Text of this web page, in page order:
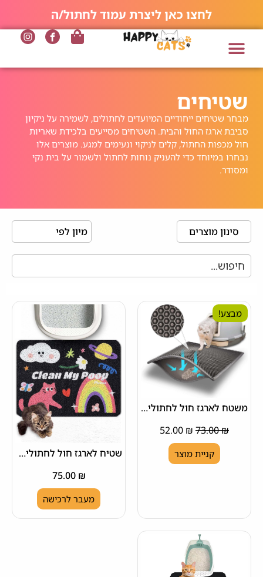
לחצו כאן ליצרת עמוד לחתול/ה
שטיחים
מבחר שטיחים ייחודיים המיועדים לחתולים, לשמירה על ניקיון
סביבת ארגז החול והבית. השטיחים מסייעים בלכידת שאריות
חול מכפות החתול, קלים לניקוי ונעימים למגע. מוצרים אלו
נבחרו במיוחד כדי להעניק נוחות לחתול ולשמור על בית נקי
ומסודר.
סינון מוצרים
מבצע!
משטח לארגז חול לחתולים Pieviev
₪
73.00
₪
קניית מוצר
שטיח לארגז חול לחתולים Lukamoo בעיצוב קשת בענן
₪
75.00
מעבר לרכישה